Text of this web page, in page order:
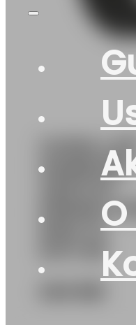
GUMA LJ/P
HANKOOK
PRIME4
95W XL
DOT:26